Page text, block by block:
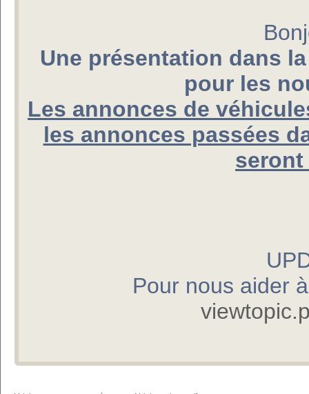
Une présentation dans
pour les
Les annonces de
les annonces passées
seront
Pour nous aider